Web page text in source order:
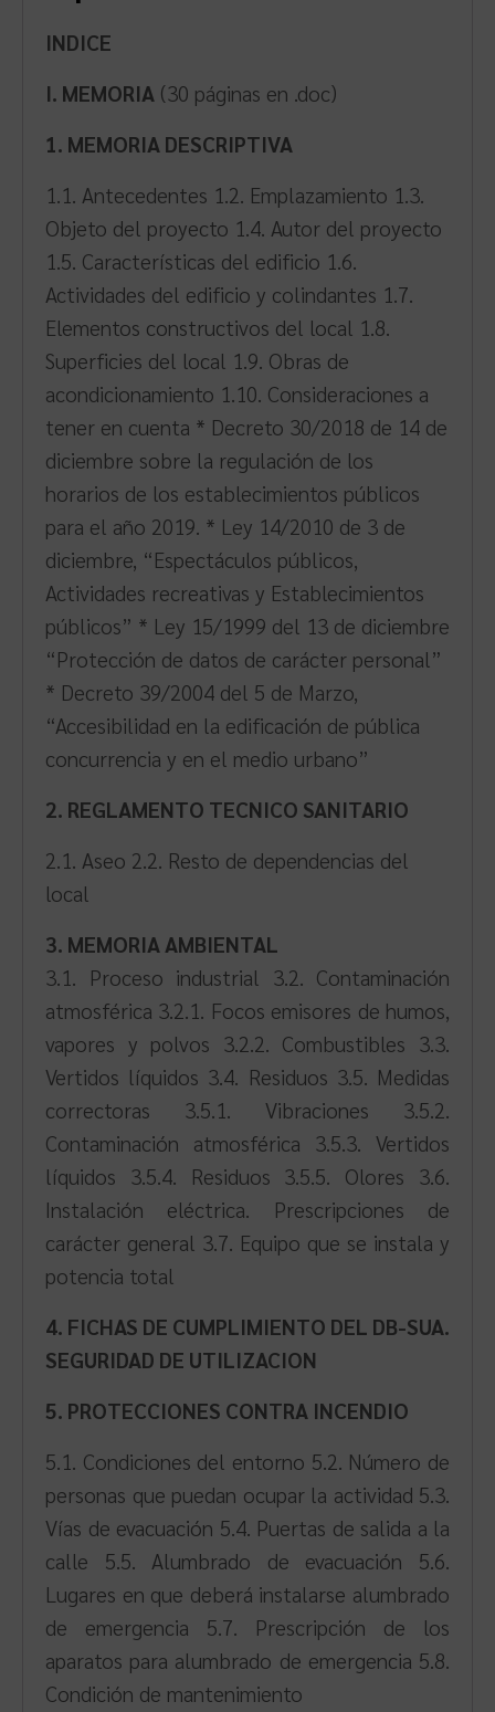
INDICE
I. MEMORIA (30 páginas en .doc)
1. MEMORIA DESCRIPTIVA
1.1. Antecedentes 1.2. Emplazamiento 1.3.
Objeto del proyecto 1.4. Autor del proyecto
1.5. Características del edificio 1.6.
Actividades del edificio y colindantes 1.7.
Elementos constructivos del local 1.8.
Superficies del local 1.9. Obras de
acondicionamiento 1.10. Consideraciones a
tener en cuenta * Decreto 30/2018 de 14 de
diciembre sobre la regulación de los
horarios de los establecimientos públicos
para el año 2019. * Ley 14/2010 de 3 de
diciembre, “Espectáculos públicos,
Actividades recreativas y Establecimientos
públicos” * Ley 15/1999 del 13 de diciembre
“Protección de datos de carácter personal”
* Decreto 39/2004 del 5 de Marzo,
“Accesibilidad en la edificación de pública
concurrencia y en el medio urbano”
2. REGLAMENTO TECNICO SANITARIO
2.1. Aseo 2.2. Resto de dependencias del
local
3. MEMORIA AMBIENTAL
3.1. Proceso industrial 3.2. Contaminación
atmosférica 3.2.1. Focos emisores de humos,
vapores y polvos 3.2.2. Combustibles 3.3.
Vertidos líquidos 3.4. Residuos 3.5. Medidas
correctoras 3.5.1. Vibraciones 3.5.2.
Contaminación atmosférica 3.5.3. Vertidos
líquidos 3.5.4. Residuos 3.5.5. Olores 3.6.
Instalación eléctrica. Prescripciones de
carácter general 3.7. Equipo que se instala y
potencia total
4. FICHAS DE CUMPLIMIENTO DEL DB-SUA.
SEGURIDAD DE UTILIZACION
5. PROTECCIONES CONTRA INCENDIO
5.1. Condiciones del entorno 5.2. Número de
personas que puedan ocupar la actividad 5.3.
Vías de evacuación 5.4. Puertas de salida a la
calle 5.5. Alumbrado de evacuación 5.6.
Lugares en que deberá instalarse alumbrado
de emergencia 5.7. Prescripción de los
aparatos para alumbrado de emergencia 5.8.
Condición de mantenimiento